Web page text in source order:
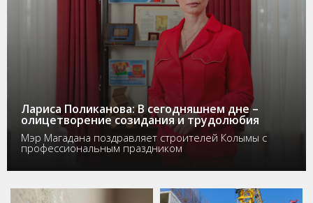
Лариса Поликанова: В сегодняшнем дне –
олицетворение созидания и трудолюбия
Мэр Магадана поздравляет строителей Колымы с
профессиональным праздником